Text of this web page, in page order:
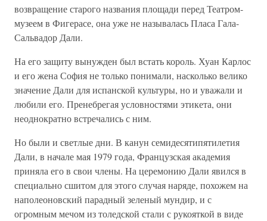
возвращение старого названия площади перед Театром-
музеем в Фигерасе, она уже не называлась Пласа Гала-
Сальвадор Дали.
На его защиту вынужден был встать король. Хуан Карлос
и его жена София не только понимали, насколько велико
значение Дали для испанской культуры, но и уважали и
любили его. Пренебрегая условностями этикета, они
неоднократно встречались с ним.
Но были и светлые дни. В канун семидесятипятилетия
Дали, в начале мая 1979 года, Французская академия
приняла его в свои члены. На церемонию Дали явился в
специально сшитом для этого случая наряде, похожем на
наполеоновский парадный зеленый мундир, и с
огромным мечом из толедской стали с рукояткой в виде